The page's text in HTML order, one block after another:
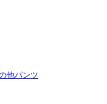
他パンツ